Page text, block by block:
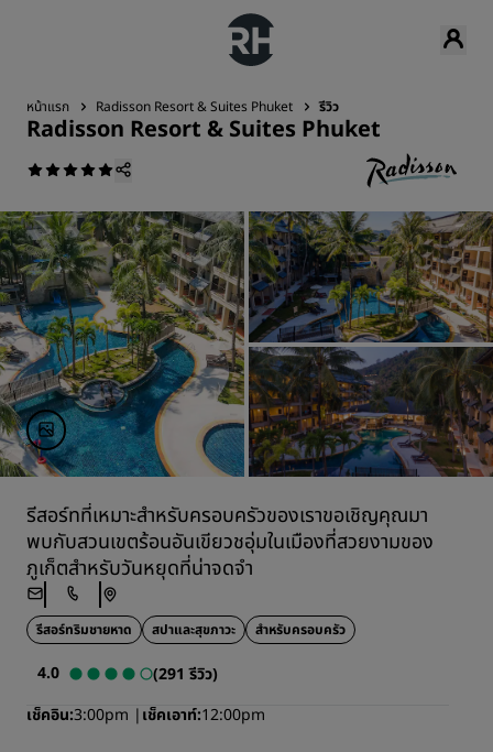
หน้าแรก Radisson Resort & Suites Phuket รีวิว
Radisson Resort & Suites Phuket
รีสอร์ทที่เหมาะสำหรับครอบครัวของเราขอเชิญคุณมา
พบกับสวนเขตร้อนอันเขียวชอุ่มในเมืองที่สวยงามของ
ภูเก็ตสำหรับวันหยุดที่น่าจดจำ
รีสอร์ทริมชายหาด สปาและสุขภาวะ สำหรับครอบครัว
4.0
(291 รีวิว)
เช็คอิน 3:00pm เช็คเอาท์ 12:00pm